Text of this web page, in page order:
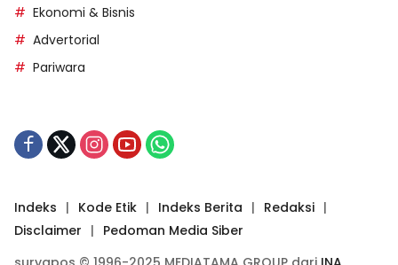
Ekonomi & Bisnis
Advertorial
Pariwara
Indeks Kode Etik Indeks Berita
Redaksi
Disclaimer
Pedoman Media Siber